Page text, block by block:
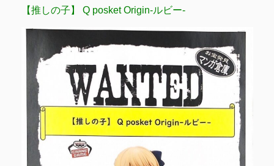
【推しの子】 Q posket Origin-ルビー-